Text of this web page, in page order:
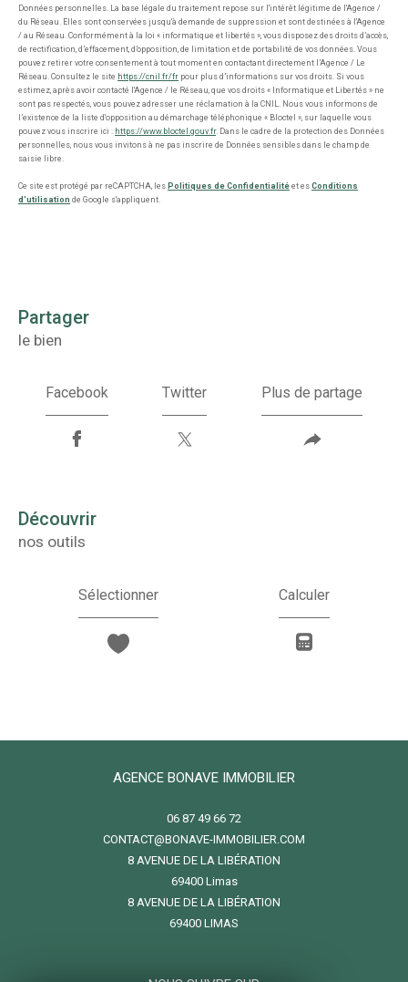
Données personnelles. La base légale du traitement repose sur l'intérêt légitime de l'Agence /
du Réseau. Elles sont conservées jusqu'à demande de suppression et sont destinées à l'Agence
/ au Réseau. Conformément à la loi « informatique et libertés », vous disposez des droits d’accès,
de rectification, d’effacement, d’opposition, de limitation et de portabilité de vos données. Vous
pouvez retirer votre consentement à tout moment en contactant directement l’Agence / Le
Réseau. Consultez le site https://cnil.fr/fr pour plus d’informations sur vos droits. Si vous
estimez, après avoir contacté l'Agence / le Réseau, que vos droits « Informatique et Libertés » ne
sont pas respectés, vous pouvez adresser une réclamation à la CNIL. Nous vous informons de
l’existence de la liste d'opposition au démarchage téléphonique « Bloctel », sur laquelle vous
pouvez vous inscrire ici : https://www.bloctel.gouv.fr. Dans le cadre de la protection des Données
personnelles, nous vous invitons à ne pas inscrire de Données sensibles dans le champ de
saisie libre.
Ce site est protégé par reCAPTCHA, les Politiques de Confidentialité et es Conditions
d'utilisation de Google s'appliquent.
partager
le bien
Facebook Twitter Plus de partage
découvrir
nos outils
Sélectionner Calculer
AGENCE BONAVE IMMOBILIER
06 87 49 66 72
CONTACT@BONAVE-IMMOBILIER.COM
8 AVENUE DE LA LIBÉRATION
69400
limas
8 AVENUE DE LA LIBÉRATION
69400 LIMAS